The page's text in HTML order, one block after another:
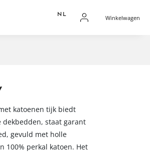
NL Winkelwagen
katoenen tijk biedt
dekbedden, staat garant
gevuld met holle
100% perkal katoen. Het